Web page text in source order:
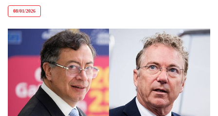
08/01/2026